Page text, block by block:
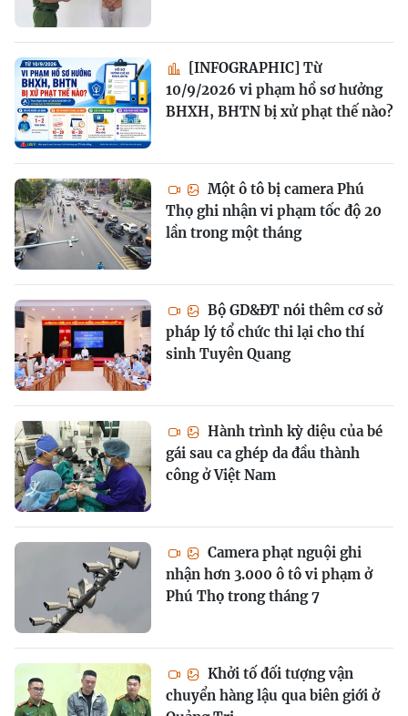
[INFOGRAPHIC] Từ
10/9/2026 vi phạm hồ sơ hưởng
BHXH, BHTN bị xử phạt thế nào?
Một ô tô bị camera Phú
Thọ ghi nhận vi phạm tốc độ 20
lần trong một tháng
Bộ GD&ĐT nói thêm cơ sở
pháp lý tổ chức thi lại cho thí
sinh Tuyên Quang
Hành trình kỳ diệu của bé
gái sau ca ghép da đầu thành
công ở Việt Nam
Camera phạt nguội ghi
nhận hơn 3.000 ô tô vi phạm ở
Phú Thọ trong tháng 7
Khởi tố đối tượng vận
chuyển hàng lậu qua biên giới ở